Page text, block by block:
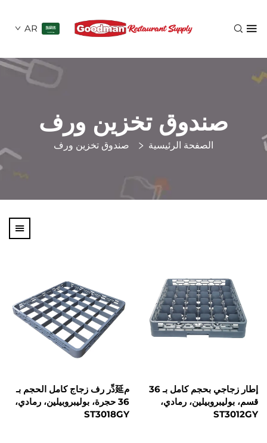
AR
تخزين ورف
الصفحة الرئيسية صندوق تخزين ورف
إطار زجاجي بحجم كامل بـ 36
رمادي،
م延دِّر رف زجاج كامل الحجم بـ
36 حجرة، بوليبروبيلين، رمادي،
ST3018GY